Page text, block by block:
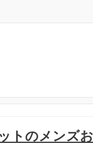
トのメンズ